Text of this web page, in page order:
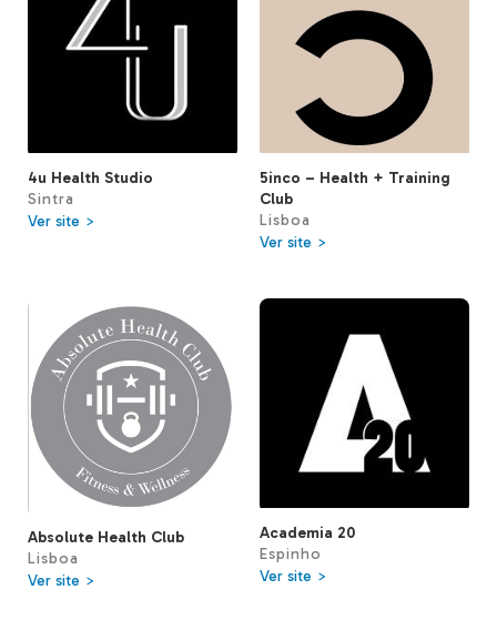
4u Health Studio
Sintra
Ver site >
5inco – Health + Training
Club
Lisboa
Ver site >
Absolute Health Club
Lisboa
Ver site >
Academia 20
Espinho
Ver site >